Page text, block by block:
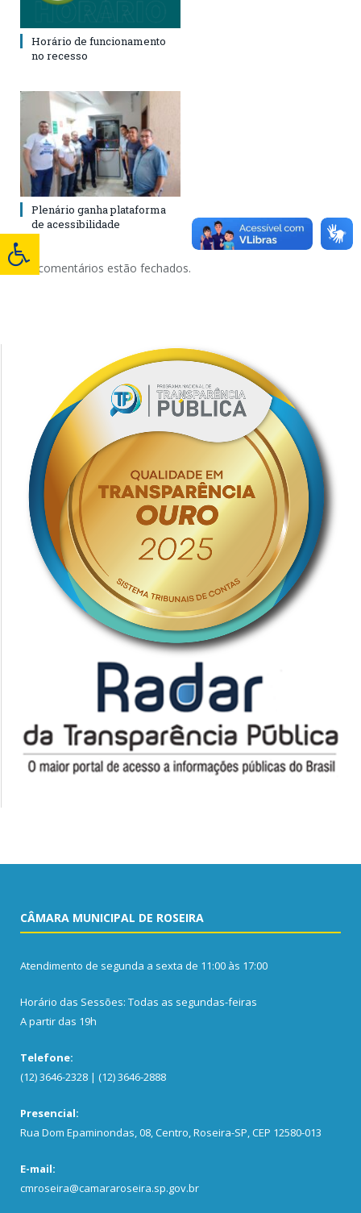
Horário de funcionamento
no recesso
Plenário ganha plataforma
de acessibilidade
Os comentários estão fechados.
CÂMARA MUNICIPAL DE ROSEIRA
Atendimento de segunda a sexta de 11:00 às 17:00
Horário das Sessões: Todas as segundas-feiras
A partir das 19h
Telefone:
(12) 3646-2328 | (12) 3646-2888
Presencial:
Rua Dom Epaminondas, 08, Centro, Roseira-SP, CEP 12580-013
E-mail:
cmroseira@camararoseira.sp.gov.br